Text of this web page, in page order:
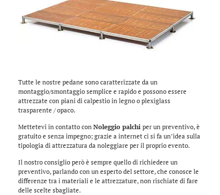
Tutte le nostre pedane sono caratterizzate da un
montaggio/smontaggio semplice e rapido e possono essere
attrezzate con piani di calpestio in legno o plexiglass
trasparente / opaco.
Mettetevi in contatto conNoleggio palchi per un preventivo, è
gratuito e senza impegno; grazie a internet ci si fa un’idea sulla
tipologia di attrezzatura da noleggiare per il proprio evento.
Il nostro consiglio però è sempre quello di richiedere un
preventivo, parlando con un esperto del settore, che conosce le
differenze tra i materiali e le attrezzature, non rischiate di fare
delle scelte sbagliate.